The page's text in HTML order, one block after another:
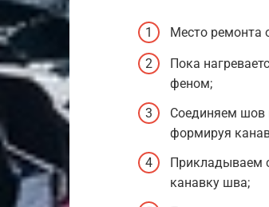
Место ремонта
Пока
феном;
Соединяем шов
формируя
Прикладываем
канавку шва;